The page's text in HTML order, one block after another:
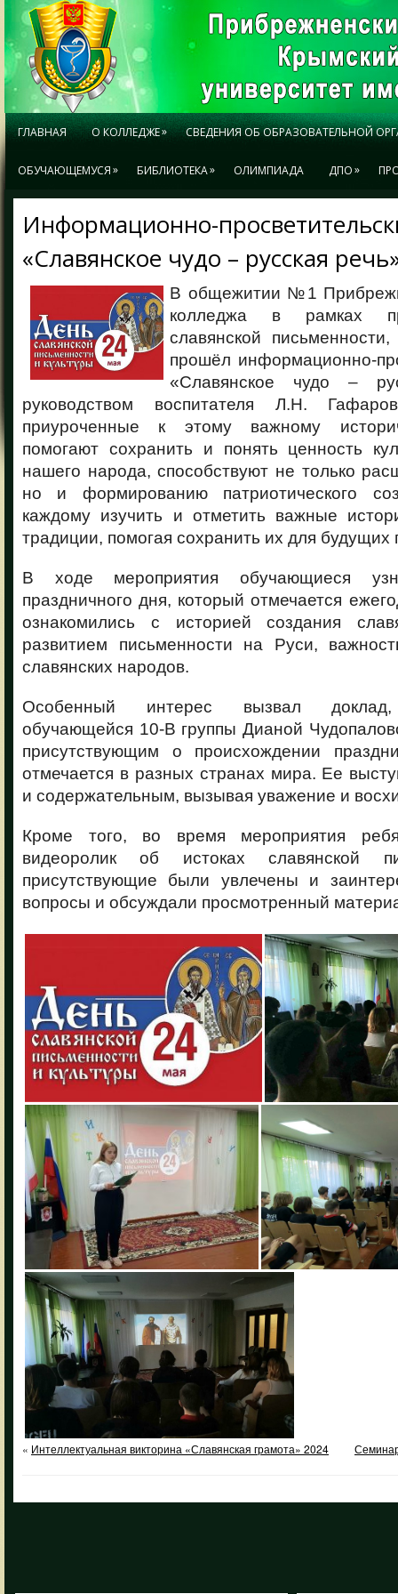
ГЛАВНАЯ О КОЛЛЕДЖЕ» СВЕДЕНИЯ ОБ ОБРАЗОВАТЕЛЬНОЙ
ОБУЧАЮЩЕМУСЯ» БИБЛИОТЕКА» ОЛИМПИАДА ДПО»
Информационно-
«Славянское чудо – русская
В общежитии №1
колледжа в рамках
славянской
прошёл информационно-
«Славянское чудо –
руководством воспитателя Л.Н.
приуроченные к этому важному
помогают сохранить и понять ценность
нашего народа, способствуют не только
но и формированию патриотического
каждому изучить и отметить важные
традиции, помогая сохранить их для будущих
В ходе мероприятия обучающиеся
праздничного дня, который отмечается
ознакомились с историей создания
развитием письменности на Руси,
славянских народов.
Особенный интерес вызвал доклад,
обучающейся 10-В группы Дианой
присутствующим о происхождении
отмечается в разных странах мира. Ее
и содержательным, вызывая уважение и
Кроме того, во время мероприятия
видеоролик об истоках славянской
присутствующие были увлечены и
вопросы и обсуждали просмотренный
« Интеллектуальная викторина «Славянская грамота» 2024